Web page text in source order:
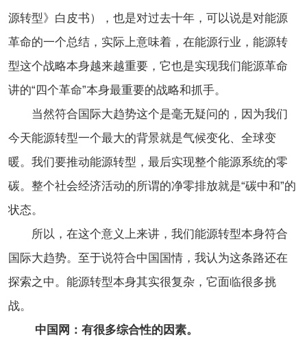
源转型》白皮书），也是对过去十年，可以说是对能源
革命的一个总结，实际上意味着，在能源行业，能源转
型这个战略本身越来越重要，它也是实现我们能源革命
讲的“四个革命”本身最重要的战略和抓手。
当然符合国际大趋势这个是毫无疑问的，因为我们
今天能源转型一个最大的背景就是气候变化、全球变
暖。我们要推动能源转型，最后实现整个能源系统的零
碳。整个社会经济活动的所谓的净零排放就是“碳中和”的
状态。
所以，在这个意义上来讲，我们能源转型本身符合
国际大趋势。至于说符合中国国情，我认为这条路还在
探索之中。能源转型本身其实很复杂，它面临很多挑
战。
中国网：有很多综合性的因素。